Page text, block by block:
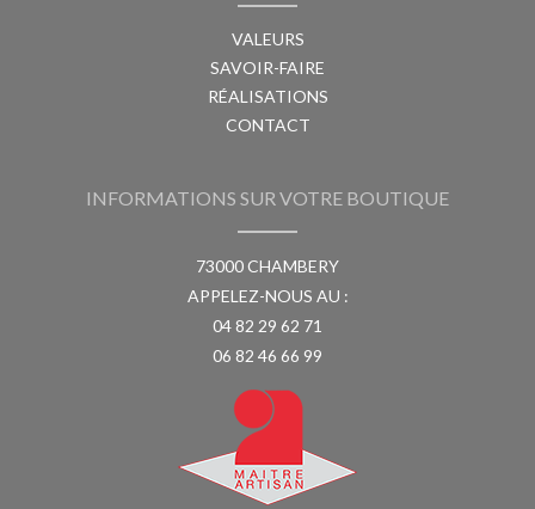
VALEURS
SAVOIR-FAIRE
RÉALISATIONS
CONTACT
INFORMATIONS SUR VOTRE BOUTIQUE
73000 CHAMBERY
APPELEZ-NOUS AU :
04 82 29 62 71
06 82 46 66 99